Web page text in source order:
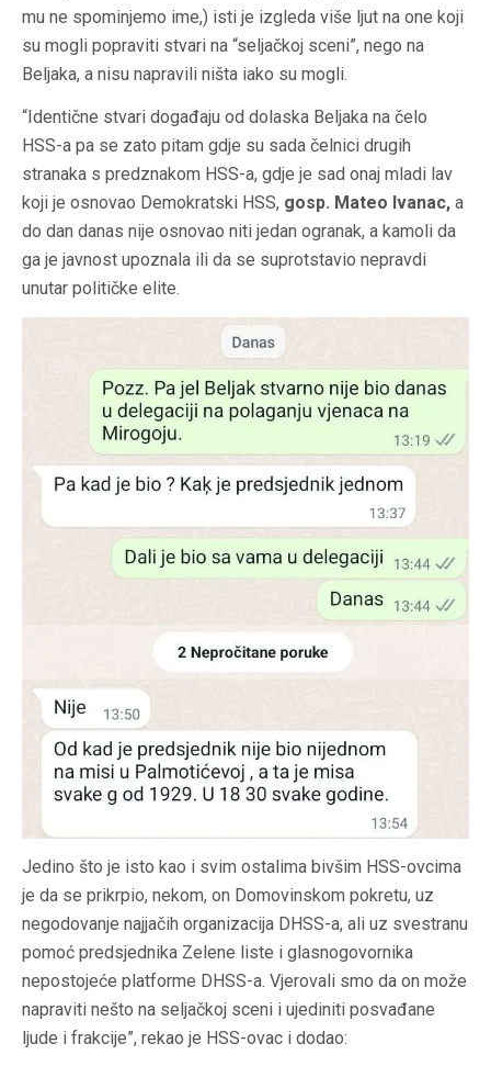
mu ne spominjemo ime,) isti je izgleda više ljut na one koji
su mogli popraviti stvari na “seljačkoj sceni”, nego na
Beljaka, a nisu napravili ništa iako su mogli.
“Identične stvari događaju od dolaska Beljaka na čelo
HSS-a pa se zato pitam gdje su sada čelnici drugih
stranaka s predznakom HSS-a, gdje je sad onaj mladi lav
koji je osnovao Demokratski HSS, gosp. Mateo Ivanac, a
do dan danas nije osnovao niti jedan ogranak, a kamoli da
ga je javnost upoznala ili da se suprotstavio nepravdi
unutar političke elite.
Jedino što je isto kao i svim ostalima bivšim HSS-ovcima
je da se prikrpio, nekom, on Domovinskom pokretu, uz
negodovanje najjačih organizacija DHSS-a, ali uz svestranu
pomoć predsjednika Zelene liste i glasnogovornika
nepostojeće platforme DHSS-a. Vjerovali smo da on može
napraviti nešto na seljačkoj sceni i ujediniti posvađane
ljude i frakcije”, rekao je HSS-ovac i dodao: